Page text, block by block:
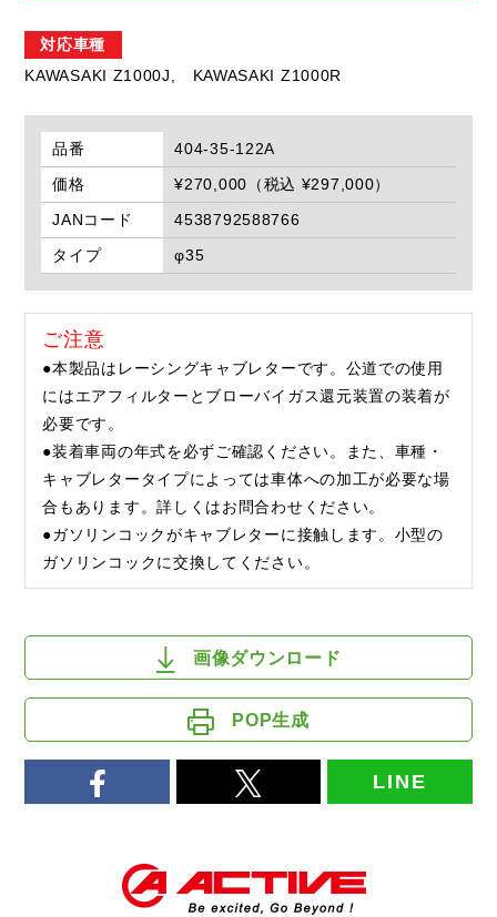
対応車種
KAWASAKI Z1000J,
KAWASAKI Z1000R
品番
404-35-122A
価格
¥270,000（税込 ¥297,000）
JANコード
4538792588766
タイプ
φ35
ご注意
●本製品はレーシングキャブレターです。公道での使用
にはエアフィルターとブローバイガス還元装置の装着が
必要です。
●装着車両の年式を必ずご確認ください。また、車種・
キャブレタータイプによっては車体への加工が必要な場
合もあります。詳しくはお問合わせください。
●ガソリンコックがキャブレターに接触します。小型の
ガソリンコックに交換してください。
画像ダウンロード
POP生成
LINE